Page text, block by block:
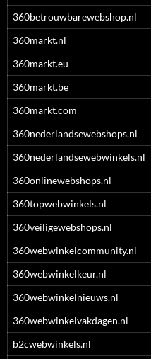
360betrouwbarewebshop.nl
360markt.nl
360markt.eu
360markt.be
360markt.com
360nederlandsewebshops.nl
360nederlandsewebwinkels.nl
360onlinewebshops.nl
360topwebwinkels.nl
360veiligewebshops.nl
360webwinkelcommunity.nl
360webwinkelkeur.nl
360webwinkelnieuws.nl
360webwinkelvakdagen.nl
b2cwebwinkels.nl